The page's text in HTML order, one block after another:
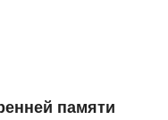
памяти